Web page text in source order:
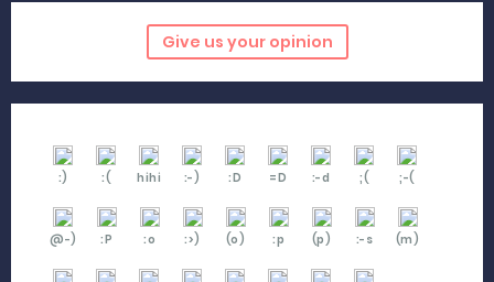
Give us your opinion
:) :( hihi :-) :D =D :-d ;( ;-(
@-) :P :o :>) (o) :p (p) :-s (m)